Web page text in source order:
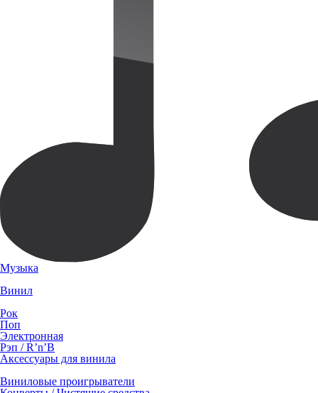
Музыка
Винил
Рок
Поп
Электронная
Рэп / R’n’B
Аксессуары для винила
Виниловые проигрыватели